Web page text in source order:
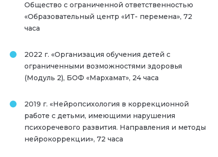
Общество с ограниченной ответственностью
«Образовательный центр «ИТ- перемена», 72
часа
2022 г. «Организация обучения детей с
ограниченными возможностями здоровья
(Модуль 2), БОФ «Мархамат», 24 часа
2019 г. «Нейропсихология в коррекционной
работе с детьми, имеющими нарушения
психоречевого развития. Направления и методы
нейрокоррекции», 72 часа